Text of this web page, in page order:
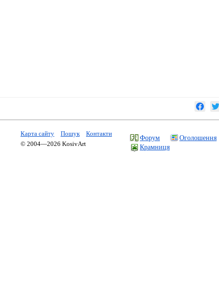
Карта сайту Пошук
Контакти
© 2004—2026 KosivArt
Форум
Оголошення
Крамниця